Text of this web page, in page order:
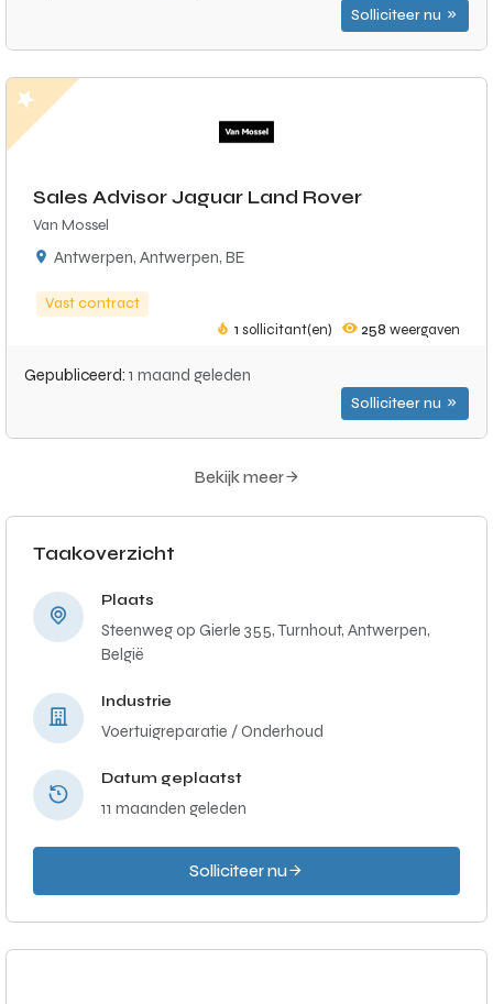
Solliciteer nu
Sales Advisor Jaguar Land Rover
Van Mossel
Antwerpen, Antwerpen, BE
Vast contract
1 sollicitant(en) 258 weergaven
Gepubliceerd: 1 maand geleden
Solliciteer nu
Bekijk meer
Taakoverzicht
Plaats
Steenweg op Gierle 355, Turnhout, Antwerpen,
België
Industrie
Voertuigreparatie / Onderhoud
Datum geplaatst
11 maanden geleden
Solliciteer nu